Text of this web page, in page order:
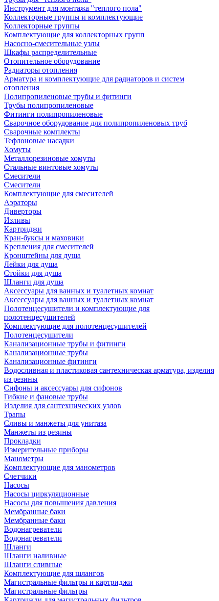
Инструмент для монтажа "теплого пола"
Коллекторные группы и комплектующие
Коллекторные группы
Комплектующие для коллекторных групп
Насосно-смесительные узлы
Шкафы распределительные
Отопительное оборудование
Радиаторы отопления
Арматура и комплектующие для радиаторов и систем
отопления
Полипропиленовые трубы и фитинги
Трубы полипропиленовые
Фитинги полипропиленовые
Сварочное оборудование для полипропиленовых труб
Сварочные комплекты
Тефлоновые насадки
Хомуты
Металлорезиновые хомуты
Стальные винтовые хомуты
Смесители
Смесители
Комплектующие для смесителей
Аэраторы
Диверторы
Изливы
Картриджи
Кран-буксы и маховики
Крепления для смесителей
Кронштейны для душа
Лейки для душа
Стойки для душа
Шланги для душа
Аксессуары для ванных и туалетных комнат
Аксессуары для ванных и туалетных комнат
Полотенцесушители и комплектующие для
полотенцесушителей
Комплектующие для полотенцесушителей
Полотенцесушители
Канализационные трубы и фитинги
Канализационные трубы
Канализационные фитинги
Водосливная и пластиковая сантехническая арматура, изделия
из резины
Сифоны и аксессуары для сифонов
Гибкие и фановые трубы
Изделия для сантехнических узлов
Трапы
Сливы и манжеты для унитаза
Манжеты из резины
Прокладки
Измерительные приборы
Манометры
Комплектующие для манометров
Счетчики
Насосы
Насосы циркуляционные
Насосы для повышения давления
Мембранные баки
Мембранные баки
Водонагреватели
Водонагреватели
Шланги
Шланги наливные
Шланги сливные
Комплектующие для шлангов
Магистральные фильтры и картриджи
Магистральные фильтры